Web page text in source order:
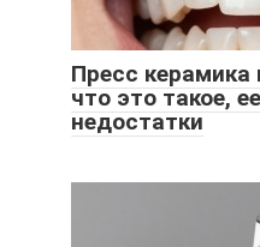
Пресс керамика
что это такое,
недостатки